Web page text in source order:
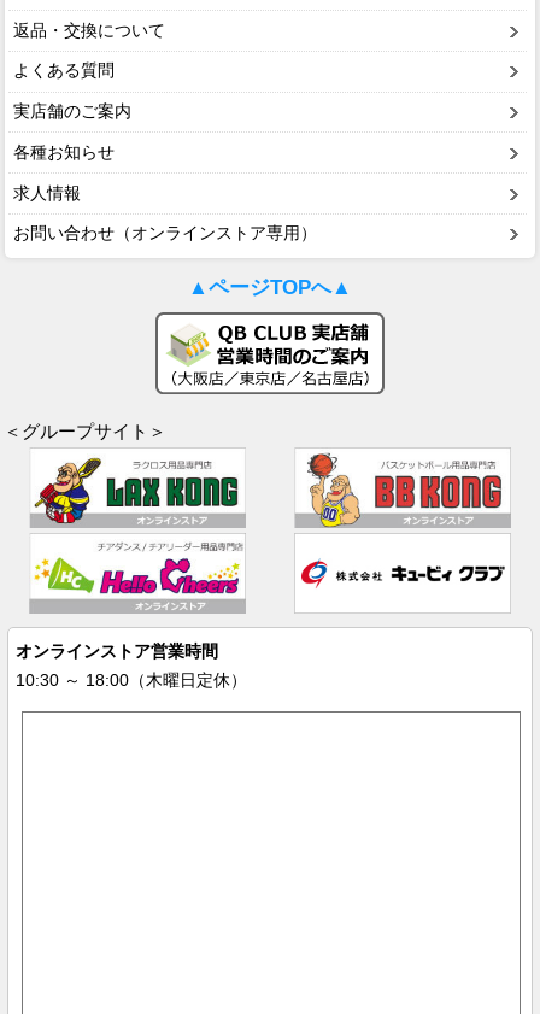
返品・交換について
よくある質問
実店舗のご案内
各種お知らせ
求人情報
お問い合わせ（オンラインストア専用）
▲ページTOPへ▲
＜グループサイト＞
オンラインストア営業時間
10:30 ～ 18:00（木曜日定休）